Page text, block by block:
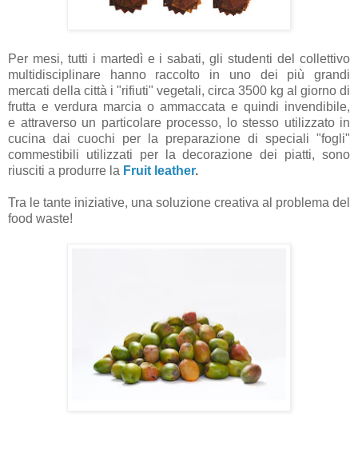
Per mesi, tutti i martedì e i sabati, gli studenti del collettivo
multidisciplinare hanno raccolto in uno dei più grandi
mercati della città i "rifiuti" vegetali, circa 3500 kg al giorno di
frutta e verdura marcia o ammaccata e quindi invendibile,
e attraverso un particolare processo, lo stesso utilizzato in
cucina dai cuochi per la preparazione di speciali "fogli"
commestibili utilizzati per la decorazione dei piatti, sono
riusciti a produrre la Fruit leather.
Tra le tante iniziative, una soluzione creativa al problema del
food waste!